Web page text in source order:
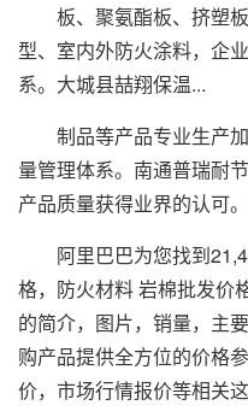
板、聚氨酯板、挤塑板
型、室内外防火涂料，企
系。大城县喆翔保温...
制品等产品专业生产加
量管理体系。南通普瑞耐
产品质量获得业界的认可
阿里巴巴为您找到
格，防火材料 岩棉批发价
的简介，图片，销量，主
购产品提供全方位的价格
价，市场行情报价等相关